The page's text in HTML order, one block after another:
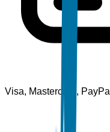
Visa, Mastercard, PayPal